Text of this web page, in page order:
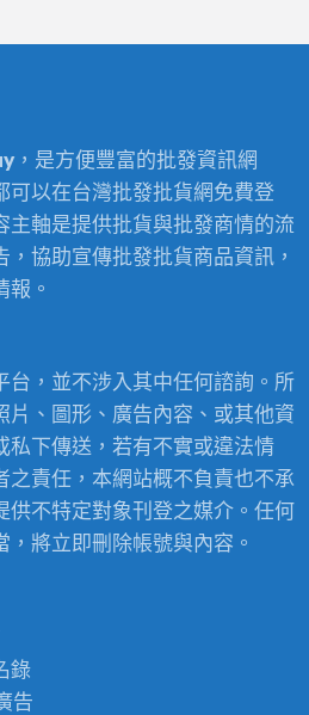
，是方便豐富的批發資訊網
可以在台灣批發批貨網免費登
主軸是提供批貨與批發商情的流
協助宣傳批發批貨商品資訊，
報。
台，並不涉入其中任何諮詢。所
片、圖形、廣告內容、或其他資
私下傳送，若有不實或違法情
之責任，本網站概不負責也不承
供不特定對象刊登之媒介。任何
將立即刪除帳號與內容。
錄
告